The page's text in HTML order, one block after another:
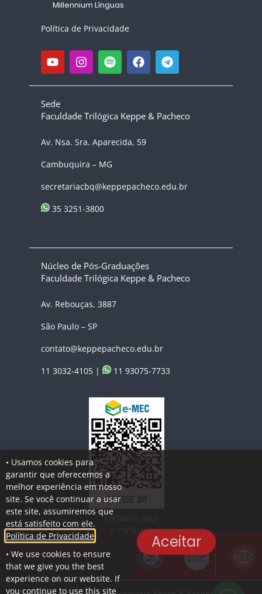
Millennium Línguas
Política de Privacidade
Sede
Faculdade Trilógica Keppe & Pacheco
Av. Nsa. Sra. Aparecida, 59
Cambuquira – MG
secretariacbq@keppepacheco.edu.br
35 3251-3800
Núcleo de Pós-Graduações
Faculdade Trilógica Keppe & Pacheco
Av. Rebouças, 3887
São Paulo – SP
contato@keppepacheco.edu.br
11 3032-4105 |
11 93075-7733
Consulte aqui
o cadastro
da Instituição
no Sistema e-MEC
• Usamos cookies para
garantir que oferecemos a
melhor experiência em nosso
site. Se você continuar a usar
este site, assumiremos que
está satisfeito com ele.
Política de Privacidade
• We use cookies to ensure
that we give you the best
experience on our website. If
you continue to use this site
Aceitar